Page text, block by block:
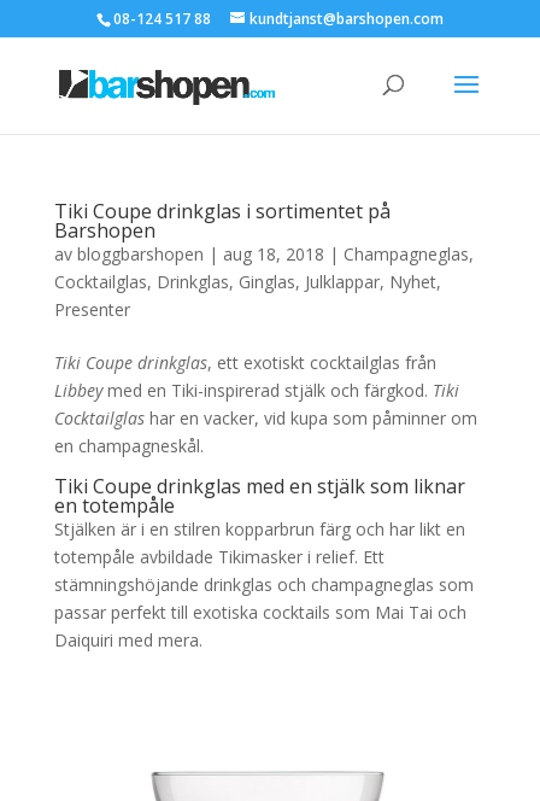
08-124 517 88 kundtjanst@barshopen.com
Tiki Coupe drinkglas i sortimentet på
Barshopen
av bloggbarshopen | aug 18, 2018 | Champagneglas,
Cocktailglas, Drinkglas, Ginglas, Julklappar, Nyhet,
Presenter
Tiki Coupe drinkglas, ett exotiskt cocktailglas från
Libbeymed en Tiki-inspirerad stjälk och färgkod. Tiki
Cocktailglashar en vacker, vid kupa som påminner om
en champagneskål.
Tiki Coupe drinkglas med en stjälk som liknar
en totempåle
Stjälken är i en stilren kopparbrun färg och har likt en
totempåle avbildade Tikimasker i relief. Ett
stämningshöjande drinkglas och champagneglas som
passar perfekt till exotiska cocktails som Mai Tai och
Daiquiri med mera.